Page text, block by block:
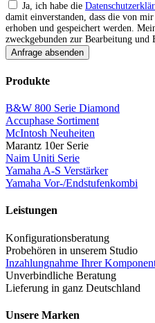
Ja, ich habe die
damit einverstanden, dass die von
erhoben und gespeichert werden.
zweckgebunden zur Bearbeitung
Produkte
B&W 800 Serie Diamond
Accuphase Sortiment
McIntosh Neuheiten
Marantz 10er Serie
Naim Uniti Serie
Yamaha A-S Verstärker
Yamaha Vor-/Endstufenkombi
Leistungen
Konfigurationsberatung
Probehören in unserem Studio
Inzahlungnahme Ihrer
Unverbindliche Beratung
Lieferung in ganz Deutschland
Unsere Marken